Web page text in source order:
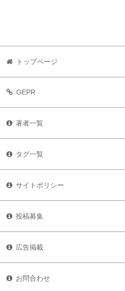
トップページ
GEPR
著者一覧
タグ一覧
サイトポリシー
投稿募集
広告掲載
お問合わせ